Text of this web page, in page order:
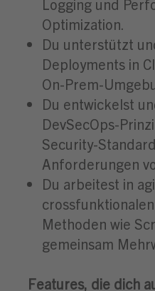
Logging und
Optimization.
Du unterstützt
Deployments in
On-Prem-
Du entwickelst
DevSecOps-
Security-
Anforderungen
Du arbeitest in
Methoden wie
gemeinsam
Features, die dich